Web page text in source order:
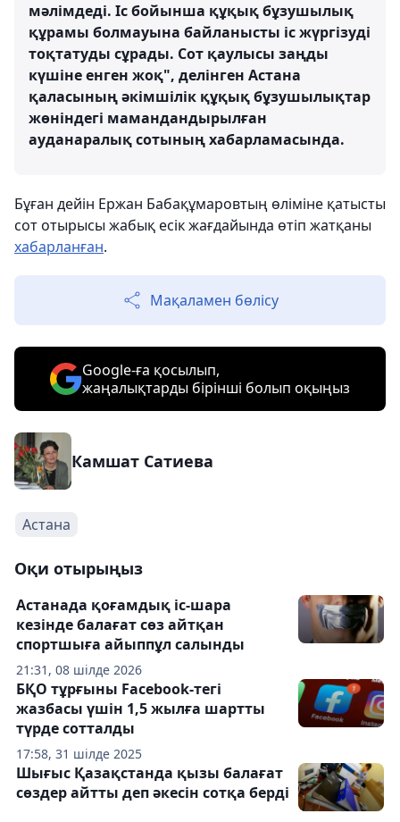
мәлімдеді. Іс бойынша құқық бұзушылық
құрамы болмауына байланысты іс жүргізуді
тоқтатуды сұрады. Сот қаулысы заңды
күшіне енген жоқ", делінген Астана
қаласының әкімшілік құқық бұзушылықтар
жөніндегі мамандандырылған
ауданаралық сотының хабарламасында.
Бұған дейін Ержан Бабақұмаровтың өліміне қатысты
сот отырысы жабық есік жағдайында өтіп жатқаны
хабарланған.
Мақаламен бөлісу
Google-ға қосылып,
жаңалықтарды бірінші болып оқыңыз
Камшат Сатиева
Астана
Оқи отырыңыз
21:31, 08 шілде 2026
Астанада қоғамдық іс-шара
кезінде балағат сөз айтқан
спортшыға айыппұл салынды
17:58, 31 шілде 2025
БҚО тұрғыны Facebook-тегі
жазбасы үшін 1,5 жылға шартты
түрде сотталды
Шығыс Қазақстанда қызы балағат
сөздер айтты деп әкесін сотқа берді